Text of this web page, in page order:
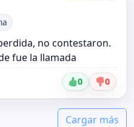
no contestaron.
fue la llamada
0 0
Cargar más